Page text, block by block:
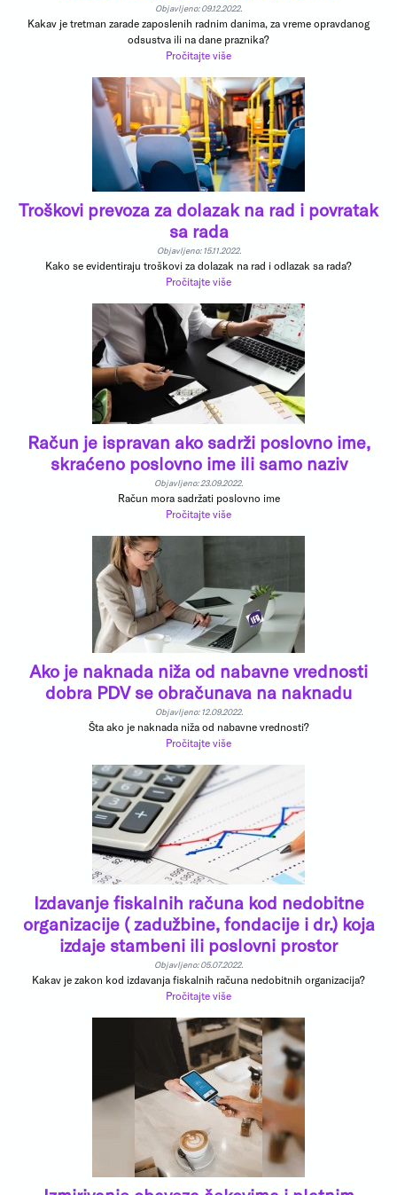
Objavljeno: 09.12.2022.
Kakav je tretman zarade zaposlenih radnim danima, za vreme opravdanog
odsustva ili na dane praznika?
Pročitajte više
Troškovi prevoza za dolazak na rad i povratak
sa rada
Objavljeno: 15.11.2022.
Kako se evidentiraju troškovi za dolazak na rad i odlazak sa rada?
Pročitajte više
Račun je ispravan ako sadrži poslovno ime,
skraćeno poslovno ime ili samo naziv
Objavljeno: 23.09.2022.
Račun mora sadržati poslovno ime
Pročitajte više
Ako je naknada niža od nabavne vrednosti
dobra PDV se obračunava na naknadu
Objavljeno: 12.09.2022.
Šta ako je naknada niža od nabavne vrednosti?
Pročitajte više
Izdavanje fiskalnih računa kod nedobitne
organizacije ( zadužbine, fondacije i dr.) koja
izdaje stambeni ili poslovni prostor
Objavljeno: 05.07.2022.
Kakav je zakon kod izdavanja fiskalnih računa nedobitnih organizacija?
Pročitajte više